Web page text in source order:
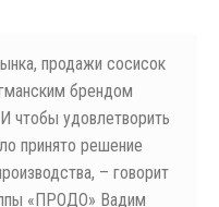
продажи сосисок
брендом
чтобы удовлетворить
принято решение
– говорит
«ПРОДО» Вадим